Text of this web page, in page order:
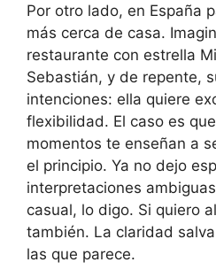
Por otro lado, en España
más cerca de casa.
restaurante con estrella
Sebastián, y de repente,
intenciones: ella quiere
flexibilidad. El caso es
momentos te enseñan a
el principio. Ya no dejo
interpretaciones
casual, lo digo. Si quiero
también. La claridad
las que parece.